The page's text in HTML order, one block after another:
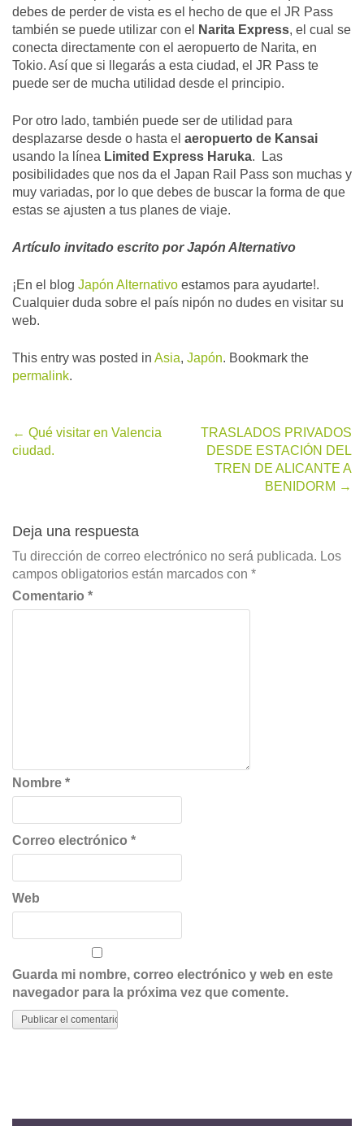
debes de perder de vista es el hecho de que el JR Pass
también se puede utilizar con el
Narita Express, el cual se
conecta directamente con el aeropuerto de Narita, en
Tokio. Así que si llegarás a esta ciudad, el JR Pass te
puede ser de mucha utilidad desde el principio.
Por otro lado, también puede ser de utilidad para
desplazarse desde o hasta el aeropuerto de Kansai
usando la línea Limited Express Haruka. Las
posibilidades que nos da el Japan Rail Pass son muchas y
muy variadas, por lo que debes de buscar la forma de que
estas se ajusten a tus planes de viaje.
Artículo invitado escrito por Japón Alternativo
¡En el blog Japón Alternativo estamos para ayudarte!.
Cualquier duda sobre el país nipón no dudes en visitar su
web.
This entry was posted in Asia, Japón. Bookmark the
permalink.
Post
← Qué visitar en Valencia
ciudad.
TRASLADOS PRIVADOS
DESDE ESTACIÓN DEL
TREN DE ALICANTE A
BENIDORM →
Deja una respuesta
Tu dirección de correo electrónico no será publicada. Los
campos obligatorios están marcados con *
Comentario *
Nombre *
Correo electrónico *
Web
Guarda mi nombre, correo electrónico y web en este
navegador para la próxima vez que comente.